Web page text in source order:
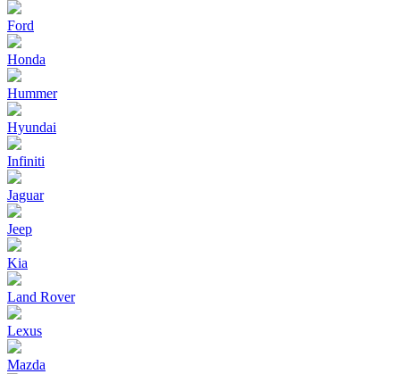
Ford
Honda
Hummer
Hyundai
Infiniti
Jaguar
Jeep
Kia
Land Rover
Lexus
Mazda